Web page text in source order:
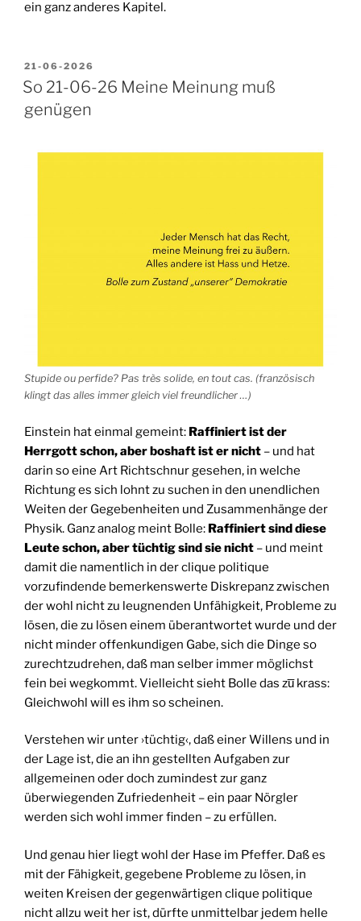
ein ganz anderes Kapitel.
VERÖFFENTLICHT
AM
21-06-2026
So 21-06-26 Meine Meinung muß
genügen
Stupide ou perfide? Pas très solide, en tout cas. (französisch
klingt das alles immer gleich viel freundlicher …)
Einstein hat einmal gemeint: Raffiniert ist der
Herrgott schon, aber boshaft ist er nicht – und hat
darin so eine Art Richtschnur gesehen, in welche
Richtung es sich lohnt zu suchen in den unendlichen
Weiten der Gegebenheiten und Zusammenhänge der
Physik. Ganz analog meint Bolle: Raffiniert sind diese
Leute schon, aber tüchtig sind sie nicht – und meint
damit die namentlich in der clique politique
vorzufindende bemerkenswerte Diskrepanz zwischen
der wohl nicht zu leugnenden Unfähigkeit, Probleme zu
lösen, die zu lösen einem überantwortet wurde und der
nicht minder offenkundigen Gabe, sich die Dinge so
zurechtzudrehen, daß man selber immer möglichst
fein bei wegkommt. Vielleicht sieht Bolle das zu̅ krass:
Gleichwohl will es ihm so scheinen.
Verstehen wir unter ›tüchtig‹, daß einer Willens und in
der Lage ist, die an ihn gestellten Aufgaben zur
allgemeinen oder doch zumindest zur ganz
überwiegenden Zufriedenheit – ein paar Nörgler
werden sich wohl immer finden – zu erfüllen.
Und genau hier liegt wohl der Hase im Pfeffer. Daß es
mit der Fähigkeit, gegebene Probleme zu lösen, in
weiten Kreisen der gegenwärtigen clique politique
nicht allzu weit her ist, dürfte unmittelbar jedem helle